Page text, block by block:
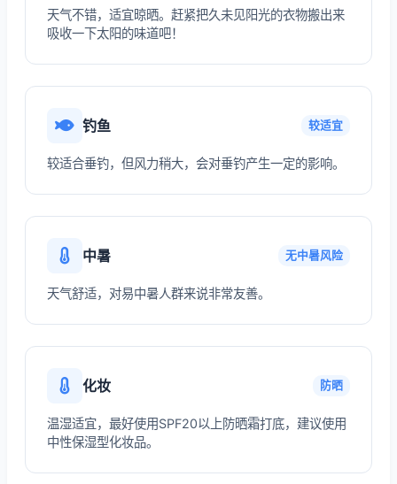
天气不错，适宜晾晒。赶紧把久未见阳光的衣物搬出来
吸收一下太阳的味道吧！
钓鱼 较适宜
较适合垂钓，但风力稍大，会对垂钓产生一定的影响。
中暑 无中暑风险
天气舒适，对易中暑人群来说非常友善。
化妆 防晒
温湿适宜，最好使用SPF20以上防晒霜打底，建议使用
中性保湿型化妆品。